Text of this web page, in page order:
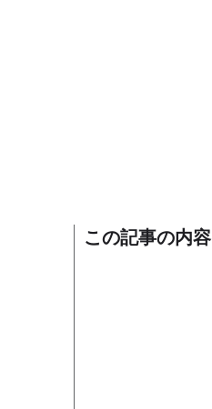
この記事の内容